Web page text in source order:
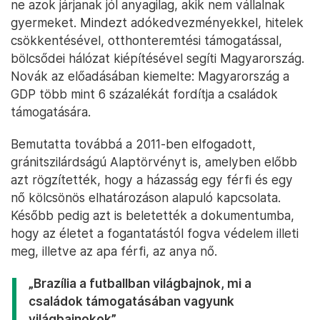
ne azok járjanak jól anyagilag, akik nem vállalnak
gyermeket. Mindezt adókedvezményekkel, hitelek
csökkentésével, otthonteremtési támogatással,
bölcsődei hálózat kiépítésével segíti Magyarország.
Novák az előadásában kiemelte: Magyarország a
GDP több mint 6 százalékát fordítja a családok
támogatására.
Bemutatta továbbá a 2011-ben elfogadott,
gránitszilárdságú Alaptörvényt is, amelyben előbb
azt rögzítették, hogy a házasság egy férfi és egy
nő kölcsönös elhatározáson alapuló kapcsolata.
Később pedig azt is beletették a dokumentumba,
hogy az életet a fogantatástól fogva védelem illeti
meg, illetve az apa férfi, az anya nő.
„Brazília a futballban világbajnok, mi a
családok támogatásában vagyunk